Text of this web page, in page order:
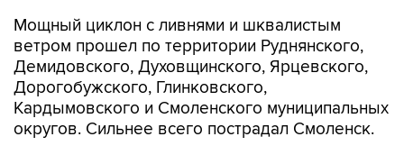
Мощный циклон с ливнями и шквалистым
ветром прошел по территории Руднянского,
Демидовского, Духовщинского, Ярцевского,
Дорогобужского, Глинковского,
Кардымовского и Смоленского муниципальных
округов. Сильнее всего пострадал Смоленск.